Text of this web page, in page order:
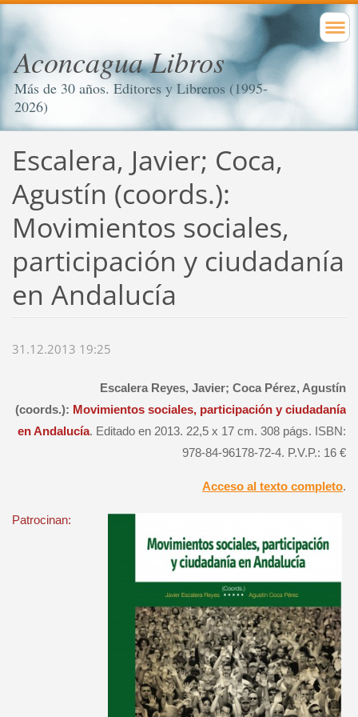
Aconcagua Libros
Más de 30 años. Editores y Libreros (1995-
2026)
Escalera, Javier; Coca,
Agustín (coords.):
Movimientos sociales,
participación y ciudadanía
en Andalucía
31.12.2013 19:25
Escalera Reyes, Javier; Coca Pérez, Agustín
(coords.): Movimientos sociales, participación y ciudadanía
en Andalucía. Editado en 2013. 22,5 x 17 cm. 308 págs. ISBN:
978-84-96178-72-4. P.V.P.: 16 €
Acceso al texto completo.
Patrocinan: